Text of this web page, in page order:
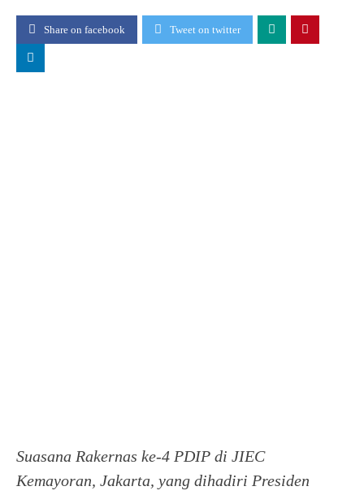
Share on facebook Tweet on twitter
Suasana Rakernas ke-4 PDIP di JIEC
Kemayoran, Jakarta, yang dihadiri Presiden